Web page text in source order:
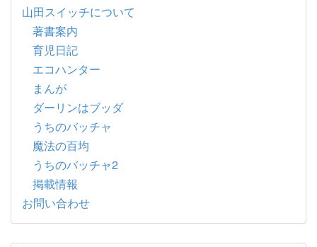
山田スイッチについて
著書案内
育児日記
エコハンター
まんが
ダーリンはブッダ
うちのバッチャ
魔法の百均
うちのバッチャ2
掲載情報
お問い合わせ